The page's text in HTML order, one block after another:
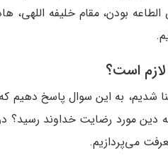
بودن، مقام خلیفه اللهی،
است؟
شدیم، به این سوال پاسخ
دین مورد رضایت خداوند رسید؟
می‌پردازیم.